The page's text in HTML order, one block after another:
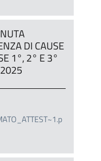
DI CAUSE
1°, 2° E 3°